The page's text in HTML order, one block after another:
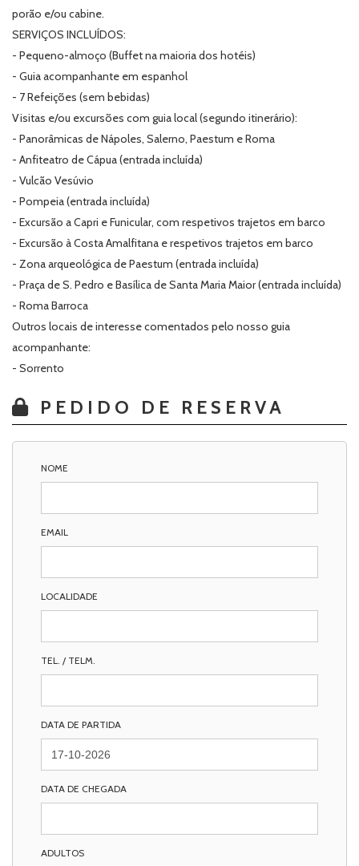
porão e/ou cabine.
SERVIÇOS INCLUÍDOS:
- Pequeno-almoço (Buffet na maioria dos hotéis)
- Guia acompanhante em espanhol
- 7 Refeições (sem bebidas)
Visitas e/ou excursões com guia local (segundo itinerário):
- Panorâmicas de Nápoles, Salerno, Paestum e Roma
- Anfiteatro de Cápua (entrada incluída)
- Vulcão Vesúvio
- Pompeia (entrada incluída)
- Excursão a Capri e Funicular, com respetivos trajetos em barco
- Excursão à Costa Amalfitana e respetivos trajetos em barco
- Zona arqueológica de Paestum (entrada incluída)
- Praça de S. Pedro e Basílica de Santa Maria Maior (entrada incluída)
- Roma Barroca
Outros locais de interesse comentados pelo nosso guia
acompanhante:
- Sorrento
PEDIDO DE RESERVA
NOME
EMAIL
LOCALIDADE
TEL. / TELM.
DATA DE PARTIDA
DATA DE CHEGADA
ADULTOS